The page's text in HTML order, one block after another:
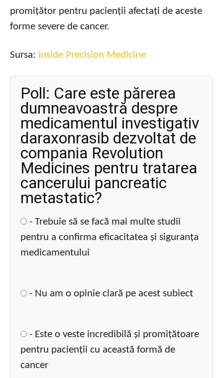
promițător pentru pacienții afectați de aceste
forme severe de cancer.
Sursa: Inside Precision Medicine
Poll: Care este părerea
dumneavoastră despre
medicamentul investigativ
daraxonrasib dezvoltat de
compania Revolution
Medicines pentru tratarea
cancerului pancreatic
metastatic?
- Trebuie să se facă mai multe studii
pentru a confirma eficacitatea și siguranța
medicamentului
- Nu am o opinie clară pe acest subiect
- Este o veste incredibilă și promițătoare
pentru pacienții cu această formă de
cancer